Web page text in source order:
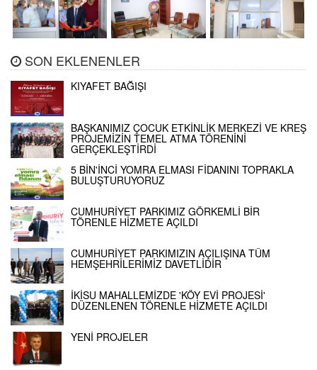
SON EKLENENLER
KIYAFET BAĞIŞI
BAŞKANIMIZ ÇOCUK ETKİNLİK MERKEZİ VE KREŞ
PROJEMİZİN TEMEL ATMA TÖRENİNİ
GERÇEKLEŞTİRDİ
5 BİN'İNCİ YOMRA ELMASI FİDANINI TOPRAKLA
BULUŞTURUYORUZ
CUMHURİYET PARKIMIZ GÖRKEMLİ BİR
TÖRENLE HİZMETE AÇILDI
CUMHURİYET PARKIMIZIN AÇILIŞINA TÜM
HEMŞEHRİLERİMİZ DAVETLİDİR
İKİSU MAHALLEMİZDE 'KÖY EVİ PROJESİ'
DÜZENLENEN TÖRENLE HİZMETE AÇILDI
YENİ PROJELER